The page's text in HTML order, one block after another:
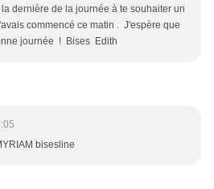
dernière de la journée à te souhaiter un
commencé ce matin . J'espère que
journée ! Bises Edith
bisesline